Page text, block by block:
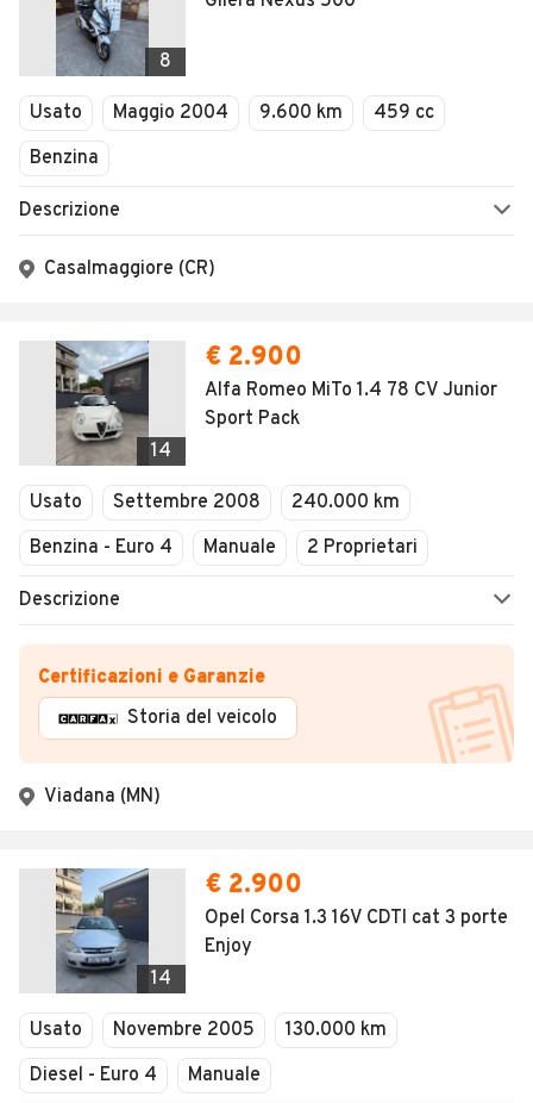
8
Usato Maggio 2004 9.600 km
459 cc
Benzina
Descrizione
Casalmaggiore (CR)
14
€ 2.900
Alfa Romeo MiTo 1.4 78 CV Junior
Sport Pack
Usato Settembre 2008
240.000 km
Benzina - Euro 4
Manuale 2 Proprietari
Descrizione
Certificazioni e Garanzie
Storia del veicolo
Viadana (MN)
14
€ 2.900
Opel Corsa 1.3 16V CDTI cat 3 porte
Enjoy
Usato Novembre 2005
130.000 km
Diesel - Euro 4
Manuale